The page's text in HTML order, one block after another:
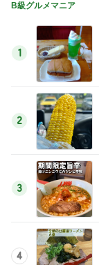
B級グルメマニア
1
2
3
4